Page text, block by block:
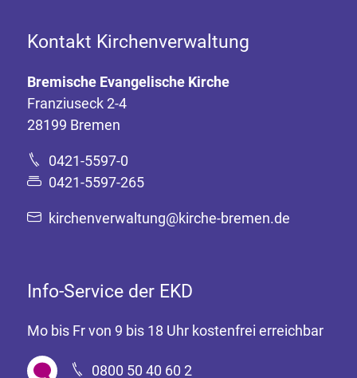
Kontakt Kirchenverwaltung
Bremische Evangelische Kirche
Franziuseck 2-4
28199 Bremen
0421-5597-0
0421-5597-265
kirchenverwaltung@kirche-bremen.de
Info-Service der EKD
Mo bis Fr von 9 bis 18 Uhr kostenfrei erreichbar
0800 50 40 60 2